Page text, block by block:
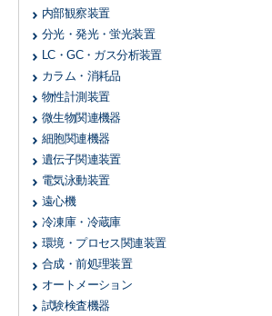
内部観察装置
分光・発光・蛍光装置
LC・GC・ガス分析装置
カラム・消耗品
物性計測装置
微生物関連機器
細胞関連機器
遺伝子関連装置
電気泳動装置
遠心機
冷凍庫・冷蔵庫
環境・プロセス関連装置
合成・前処理装置
オートメーション
試験検査機器